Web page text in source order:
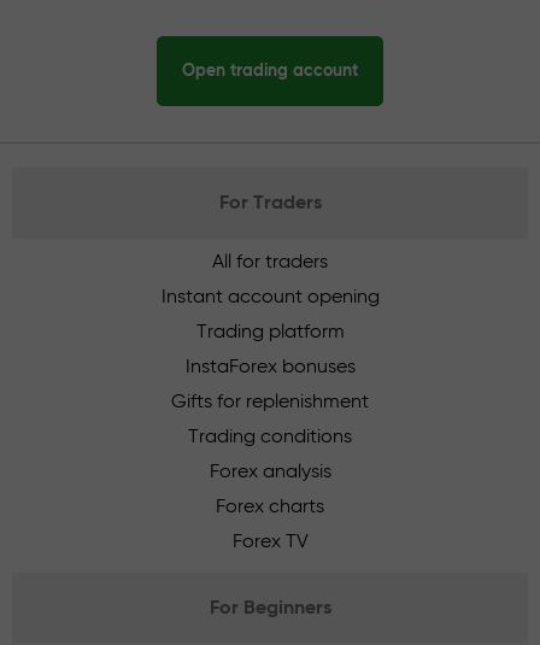
Open trading account
For Traders
All for traders
Instant account opening
Trading platform
InstaForex bonuses
Gifts for replenishment
Trading conditions
Forex analysis
Forex charts
Forex TV
For Beginners